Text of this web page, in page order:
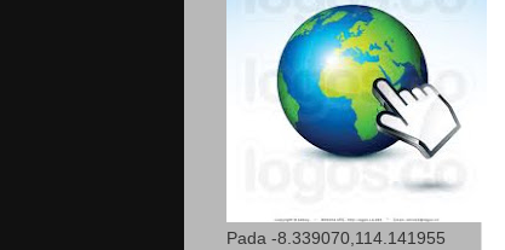
Pada -8.339070,114.141955